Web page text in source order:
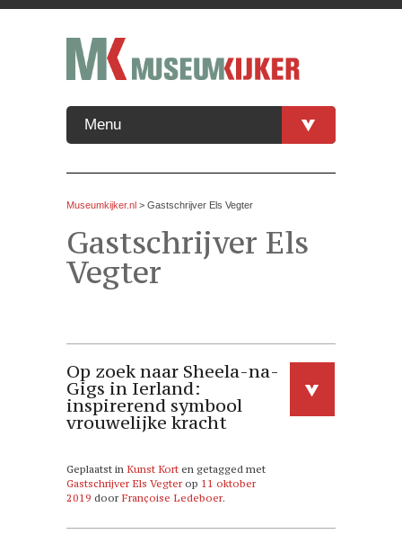
Menu
Museumkijker.nl > Gastschrijver Els Vegter
Gastschrijver Els
Vegter
Op zoek naar Sheela-na-
Gigs in Ierland:
inspirerend symbool
vrouwelijke kracht
Geplaatst in Kunst Kort en getagged met
Gastschrijver Els Vegter op 11 oktober
2019 door Françoise Ledeboer.